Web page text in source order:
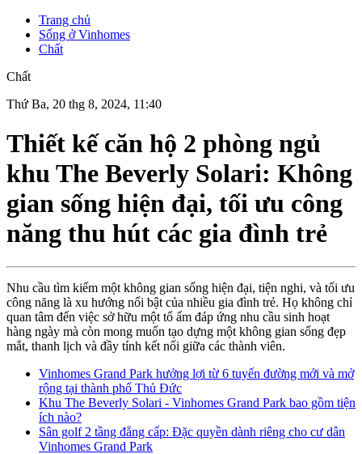
Trang chủ
Sống ở Vinhomes
Chất
Chất
Thứ Ba, 20 thg 8, 2024, 11:40
Thiết kế căn hộ 2 phòng ngủ
khu The Beverly Solari: Không
gian sống hiện đại, tối ưu công
năng thu hút các gia đình trẻ
Nhu cầu tìm kiếm một không gian sống hiện đại, tiện nghi, và tối ưu
công năng là xu hướng nổi bật của nhiều gia đình trẻ. Họ không chỉ
quan tâm đến việc sở hữu một tổ ấm đáp ứng nhu cầu sinh hoạt
hàng ngày mà còn mong muốn tạo dựng một không gian sống đẹp
mắt, thanh lịch và đầy tính kết nối giữa các thành viên.
Vinhomes Grand Park hưởng lợi từ 6 tuyến đường mới và mở
rộng tại thành phố Thủ Đức
Khu The Beverly Solari - Vinhomes Grand Park bao gồm tiện
ích nào?
Sân golf 2 tầng đẳng cấp: Đặc quyền dành riêng cho cư dân
Vinhomes Grand Park